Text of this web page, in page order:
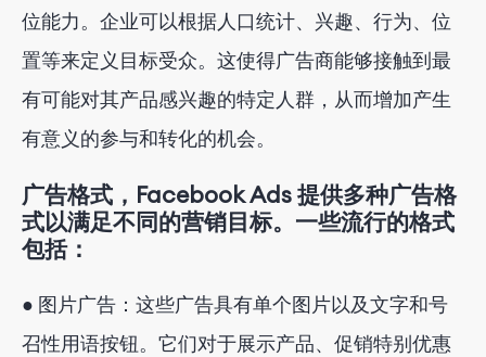
位能力。企业可以根据人口统计、兴趣、行为、位
置等来定义目标受众。这使得广告商能够接触到最
有可能对其产品感兴趣的特定人群，从而增加产生
有意义的参与和转化的机会。
广告格式，Facebook Ads 提供多种广告格
式以满足不同的营销目标。一些流行的格式
包括：
● 图片广告：这些广告具有单个图片以及文字和号
召性用语按钮。它们对于展示产品、促销特别优惠